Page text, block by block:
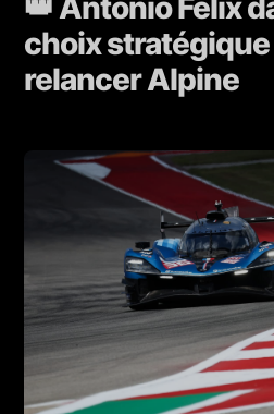
👑 Antonio Félix
choix
relancer Alpine